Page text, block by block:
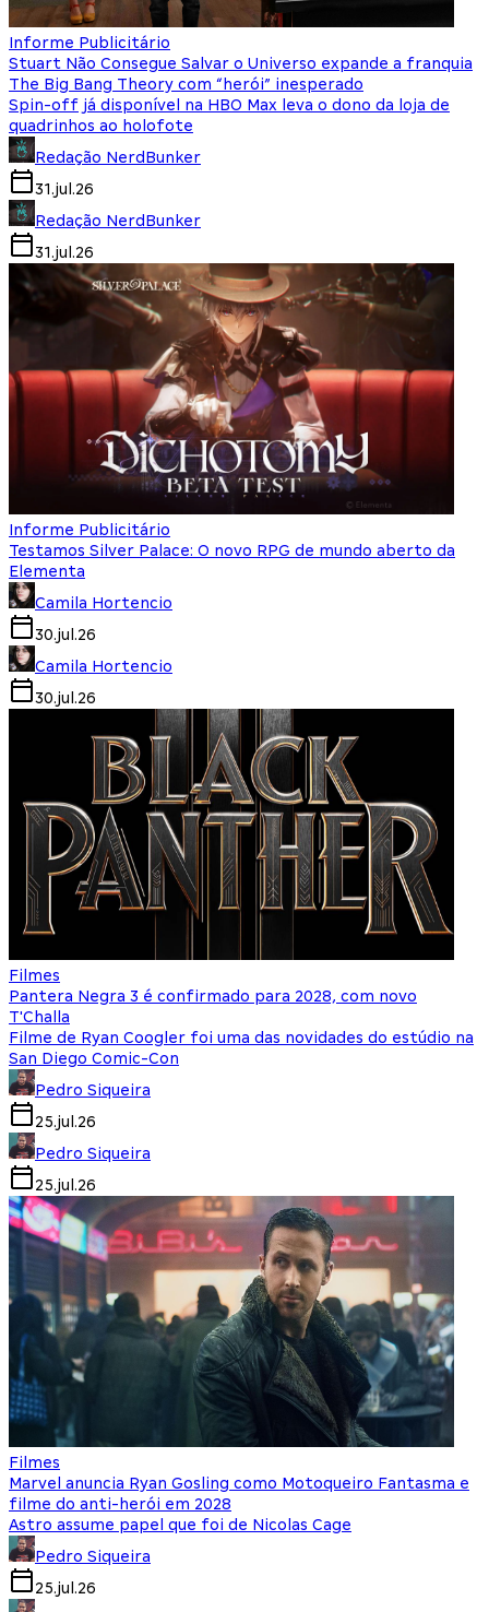
Informe Publicitário
Stuart Não Consegue Salvar o Universo expande a franquia
The Big Bang Theory com “herói” inesperado
Spin-off já disponível na HBO Max leva o dono da loja de
quadrinhos ao holofote
Redação NerdBunker
31.jul.26
Redação NerdBunker
31.jul.26
Informe Publicitário
Testamos Silver Palace: O novo RPG de mundo aberto da
Elementa
Camila Hortencio
30.jul.26
Camila Hortencio
30.jul.26
Filmes
Pantera Negra 3 é confirmado para 2028, com novo
T'Challa
Filme de Ryan Coogler foi uma das novidades do estúdio na
San Diego Comic-Con
Pedro Siqueira
25.jul.26
Pedro Siqueira
25.jul.26
Filmes
Marvel anuncia Ryan Gosling como Motoqueiro Fantasma e
filme do anti-herói em 2028
Astro assume papel que foi de Nicolas Cage
Pedro Siqueira
25.jul.26